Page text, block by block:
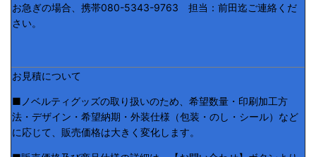
お急ぎの場合、携帯080-5343-9763 担当：前田迄ご連絡くだ
さい。
お見積について
■ノベルティグッズの取り扱いのため、希望数量・印刷加工方
法・デザイン・希望納期・外装仕様（包装・のし・シール）など
に応じて、販売価格は大きく変化します。